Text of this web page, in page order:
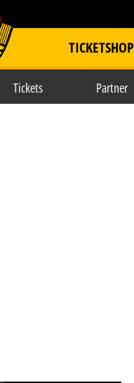
TICKETSHOP
Tickets Partner